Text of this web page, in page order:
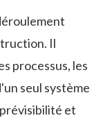
Il
processus, les
seul système
et